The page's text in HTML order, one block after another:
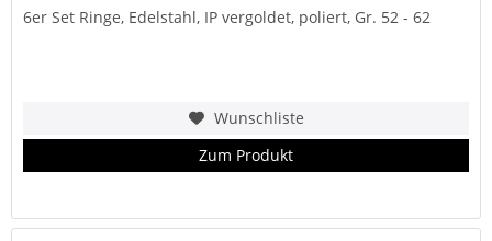
6er Set Ringe, Edelstahl, IP vergoldet, poliert, Gr. 52 - 62
Wunschliste
Zum Produkt